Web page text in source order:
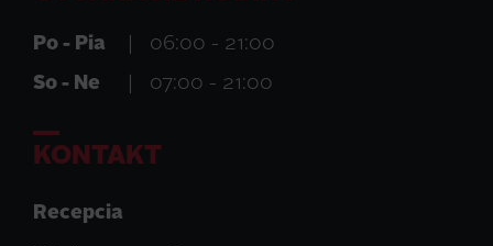
Po - Pia
06:00 - 21:00
So - Ne
07:00 - 21:00
KONTAKT
Recepcia